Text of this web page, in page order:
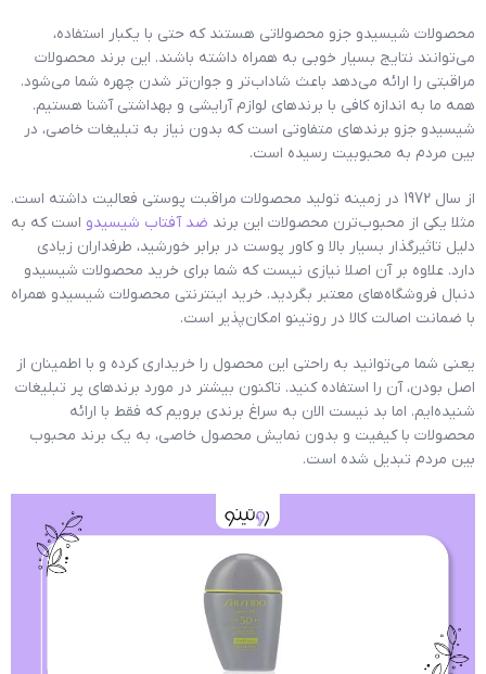
محصولات شيسيدو جزو محصولاتی هستند که حتی با یکبار استفاده،
می‌توانند نتایج بسیار خوبی به همراه داشته باشند. این برند محصولات
مراقبتی را ارائه می‌دهد باعث شاداب‌تر و جوان‌تر شدن چهره شما می‌شود.
همه ما به‌ اندازه کافی با برندهای لوازم آرایشی و بهداشتی آشنا هستیم.
شیسیدو جزو برندهای متفاوتی است که بدون نیاز به تبلیغات خاصی، در
بین مردم به محبوبیت رسیده است.
از سال 1972 در زمینه تولید محصولات مراقبت پوستی فعالیت داشته است.
مثلا یکی از محبوب‌ترن محصولات این برند ضد آفتاب شیسیدو است که به
دلیل تاثیرگذار بسیار بالا و کاور پوست در برابر خورشید، طرفداران زیادی
دارد. علاوه بر آن اصلا نیازی نیست که شما برای خرید محصولات شیسیدو
دنبال فروشگاه‌های معتبر بگردید. خرید اینترنتی محصولات شیسیدو همراه
با ضمانت اصالت کالا در روتینو امکان‌پذیر است.
یعنی شما می‌‌توانید به‌ راحتی این محصول را خریداری کرده و با اطمینان از
اصل بودن، آن را استفاده کنید. تاکنون بیشتر در مورد برندهای پر تبلیغات
شنیده‌ایم. اما بد نیست الان به سراغ برندی برویم که فقط با ارائه
محصولات با کیفیت و بدون نمایش محصول خاصی، به یک برند محبوب
بین مردم تبدیل شده است.